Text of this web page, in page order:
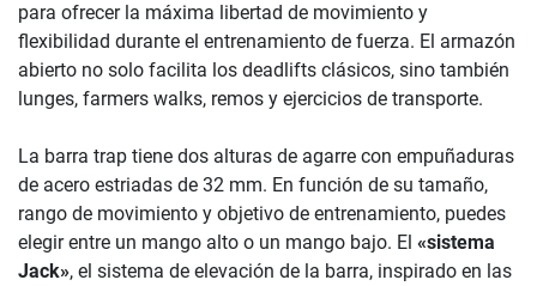
para ofrecer la máxima libertad de movimiento y
flexibilidad durante el entrenamiento de fuerza. El armazón
abierto no solo facilita los deadlifts clásicos, sino también
lunges, farmers walks, remos y ejercicios de transporte.
La barra trap tiene dos alturas de agarre con empuñaduras
de acero estriadas de 32 mm. En función de su tamaño,
rango de movimiento y objetivo de entrenamiento, puedes
elegir entre un mango alto o un mango bajo. El «sistema
Jack», el sistema de elevación de la barra, inspirado en las